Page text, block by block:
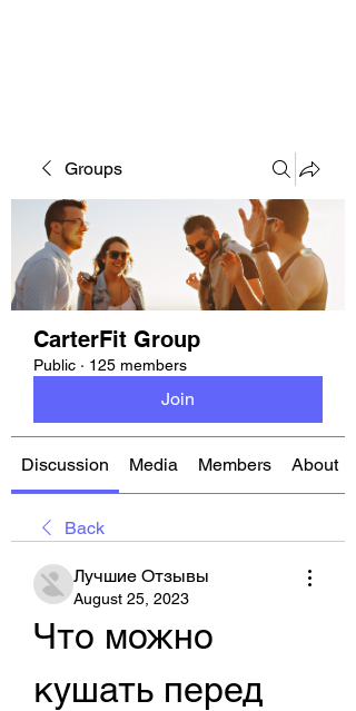
Groups
CarterFit Group
Public · 125 members
Join
Discussion Media Members About
Back
Лучшие Отзывы
August 25, 2023
Что можно
кушать перед